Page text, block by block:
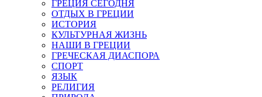
ГРЕЦИЯ СЕГОДНЯ
ОТДЫХ В ГРЕЦИИ
ИСТОРИЯ
КУЛЬТУРНАЯ ЖИЗНЬ
НАШИ В ГРЕЦИИ
ГРЕЧЕСКАЯ ДИАСПОРА
СПОРТ
ЯЗЫК
РЕЛИГИЯ